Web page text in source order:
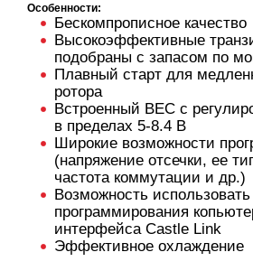
Особенности:
Бескомпрописное качество
Высокоэффективные
подобраны с запасом по
Плавный старт для
ротора
Встроенный BEC с
в пределах 5-8.4 В
Широкие возможности
(напряжение отсечки, ее
частота коммутации и др.)
Возможность
программирования
интерфейса Castle Link
Эффективное охлаждение